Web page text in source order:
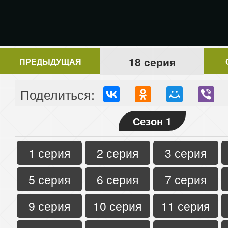
ПРЕДЫДУЩАЯ 18 серия
Поделиться:
Сезон 1
1 серия 2 серия
3 серия
5 серия
6 серия
7 серия
9 серия
10 серия
11 серия